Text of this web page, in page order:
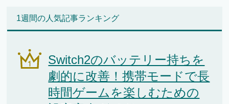
1週間の人気記事ランキング
Switch2のバッテリー持ちを
劇的に改善！携帯モードで長
時間ゲームを楽しむための